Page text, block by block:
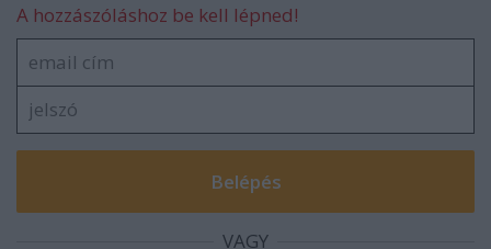
A hozzászóláshoz be kell lépned!
VAGY